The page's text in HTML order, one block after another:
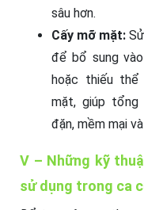
sâu hơn.
Cấy mỡ mặt:
để bổ sung
hoặc thiếu
mặt, giúp
đặn, mềm mại
V – Những kỹ
sử dụng trong ca